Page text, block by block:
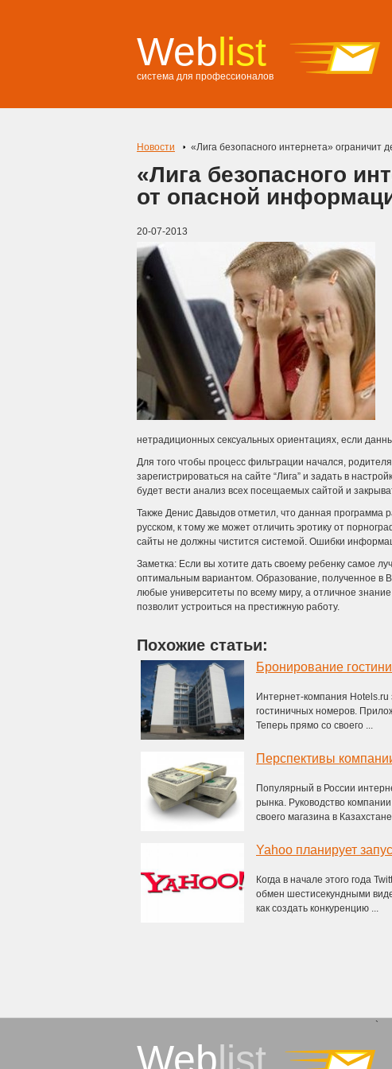
Weblist
система для профессионалов
Новости «Лига безопасного интернета» ограничит
«Лига безопасного
от опасной
20-07-2013
нетрадиционных сексуальных ориентациях, если
Для того чтобы процесс фильтрации начался,
зарегистрироваться на сайте “Лига” и задать в
будет вести анализ всех посещаемых сайтой и
Также Денис Давыдов отметил, что данная программа
русском, к тому же может отличить эротику от
сайты не должны чистится системой. Ошибки
Заметка: Если вы хотите дать своему ребенку самое
оптимальным вариантом. Образование, полученное в
любые университеты по всему миру, а отличное
позволит устроиться на престижную работу.
Похожие статьи:
Бронирование
Интернет-компания
гостиничных номеров.
Теперь прямо со своего ...
Перспективы
Популярный в России
рынка. Руководство
своего магазина в
Yahoo планирует
Когда в начале этого года
обмен шестисекундными
как создать конкуренцию ...
Weblist
`